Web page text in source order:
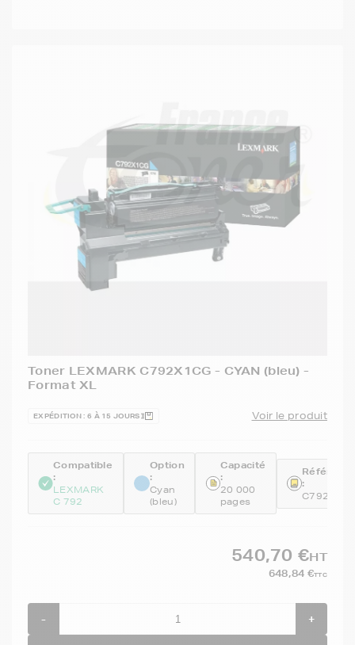
Toner LEXMARK C792X1CG - CYAN (bleu) -
Format XL
EXPÉDITION : 6 À 15 JOURS Voir le produit
Compatible
:
LEXMARK
C 792
Option
:
Cyan
(bleu)
Capacité
:
20 000
pages
:
540,70 €HT
648,84 €TTC
- +